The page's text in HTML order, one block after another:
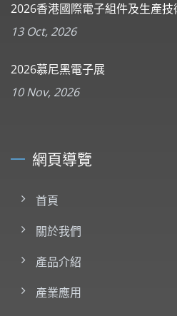
2026香港國際電子組件及生產技
13 Oct, 2026
2026慕尼黑電子展
10 Nov, 2026
網頁導覽
首頁
關於我們
產品介紹
產業應用